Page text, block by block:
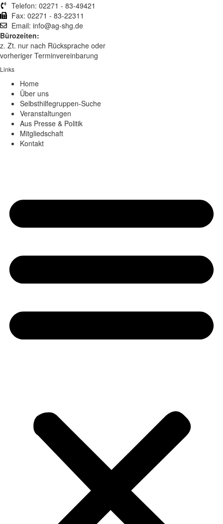
Telefon: 02271 - 83-49421
Fax: 02271 - 83-22311
Email: info@ag-shg.de
Bürozeiten:
z. Zt. nur nach Rücksprache oder
vorheriger Terminvereinbarung
Links
Home
Über uns
Selbsthilfegruppen-Suche
Veranstaltungen
Aus Presse & Politik
Mitgliedschaft
Kontakt